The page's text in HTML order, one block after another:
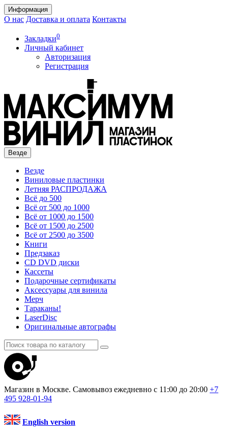
Информация
О нас Доставка и оплата Контакты
Закладки0
Личный кабинет
Авторизация
Регистрация
Везде
Везде
Виниловые пластинки
Летняя РАСПРОДАЖА
Всё до 500
Всё от 500 до 1000
Всё от 1000 до 1500
Всё от 1500 до 2500
Всё от 2500 до 3500
Книги
Предзаказ
CD DVD диски
Кассеты
Подарочные сертификаты
Аксессуары для винила
Мерч
Тараканы!
LaserDisc
Оригинальные автографы
Магазин в Москве. Самовывоз ежедневно с 11:00 до 20:00 +7
495 928-01-94
English version